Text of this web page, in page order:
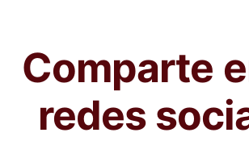
Comparte
redes